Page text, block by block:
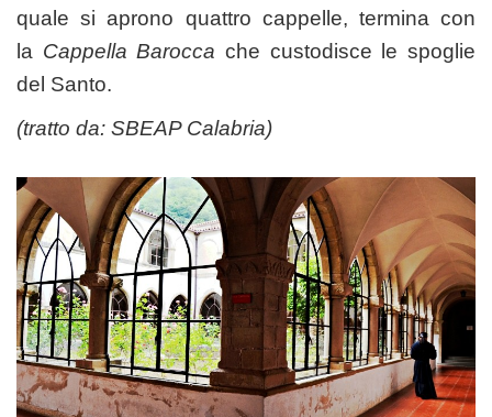
quale si aprono quattro cappelle, termina con
la Cappella Barocca che custodisce le spoglie
del Santo.
(tratto da: SBEAP Calabria)